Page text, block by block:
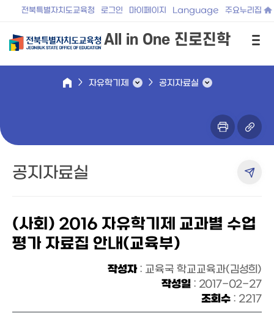
전북특별자치도교육청 로그인 마이페이지 Language 주요누리집
All in One 진로진학
자유학기제 공지자료실
공지자료실
(사회) 2016 자유학기제 교과별 수업
평가 자료집 안내(교육부)
작성자: 교육국 학교교육과(김성희)
작성일 : 2017-02-27
조회수 : 2217